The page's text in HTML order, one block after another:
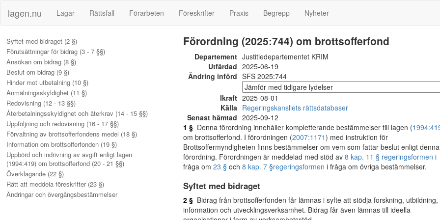
lagen.nu Lagar Rättsfall Förarbeten Föreskrifter Praxis Begrepp Nyheter
Syftet med bidraget (2 §)
Förutsättningar för bidrag (3 - 7 §§)
Ansökan om bidrag (8 §)
Beslut om bidrag (9 §)
Hinder mot utbetalning (10 §)
Anmälningsskyldighet (11 §)
Redovisning (12 - 13 §§)
Återbetalningsskyldighet och återkrav (14 - 15 §§)
Uppföljning och redovisning (16 - 17 §§)
Förvaltning av brottsofferfondens medel (18 §)
Information om brottsofferfonden (19 §)
Uppbörd och indrivning av avgift enligt lagen
(1994:419) om brottsofferfond (20 - 21 §§)
Överklagande (22 §)
Rätt att meddela föreskrifter (23 §)
Ändringar och övergångsbestämmelser
Förordning (2025:744) om brottsofferfond
Departement Justitiedepartementet KRIM
Utfärdad 2025-06-19
Ändring införd SFS 2025:744
Ikraft 2025-08-01
Källa Regeringskansliets rättsdatabaser
Senast hämtad 2025-09-12
1 § Denna förordning innehåller kompletterande bestämmelser till lagen (
om brottsofferfond. I förordningen (2007:1171) med instruktion för
Brottsoffermyndigheten finns bestämmelser om vem som fattar beslut enligt denna
förordning. Förordningen är meddelad med stöd av 8 kap. 11 § regeringsformen i
fråga om 23 § och 8 kap. 7 §regeringsformen i fråga om övriga bestämmelser.
Syftet med bidraget
2 § Bidrag från brottsofferfonden får lämnas i syfte att stödja forskning, utbildning,
information och utvecklingsverksamhet. Bidrag får även lämnas till ideella